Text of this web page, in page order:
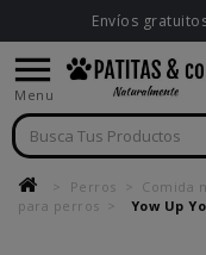
Envíos

Menu
Perros Comida
para perros
Yow Up